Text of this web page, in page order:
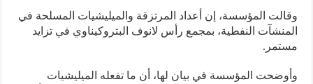
المؤسسة، إن أعداد المرتزقة والميليشيات المسلحة في
النفطية، بمجمع رأس لانوف البتروكيناوي في تزايد
المؤسسة في بيان لها، أن ما تفعله الميليشيات